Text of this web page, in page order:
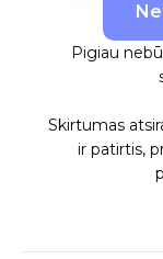
Pigiau
Skirtumas
ir patirtis,